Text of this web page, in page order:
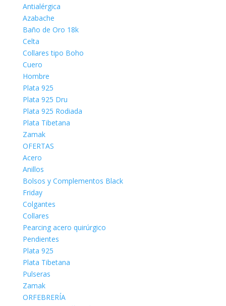
Antialérgica
Azabache
Baño de Oro 18k
Celta
Collares tipo Boho
Cuero
Hombre
Plata 925
Plata 925 Dru
Plata 925 Rodiada
Plata Tibetana
Zamak
OFERTAS
Acero
Anillos
Bolsos y Complementos Black
Friday
Colgantes
Collares
Pearcing acero quirúrgico
Pendientes
Plata 925
Plata Tibetana
Pulseras
Zamak
ORFEBRERÍA